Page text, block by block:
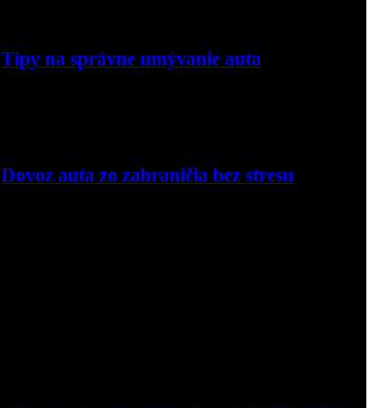
Tipy na správne umývanie auta
Dovoz auta zo zahraničia bez stresu